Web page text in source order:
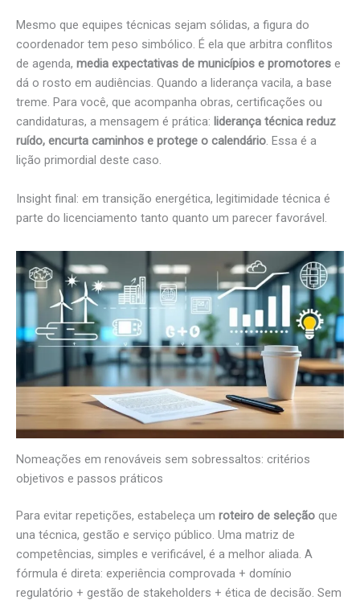
Mesmo que equipes técnicas sejam sólidas, a figura do
coordenador tem peso simbólico. É ela que arbitra conflitos
de agenda, media expectativas de municípios e promotores e
dá o rosto em audiências. Quando a liderança vacila, a base
treme. Para você, que acompanha obras, certificações ou
candidaturas, a mensagem é prática: liderança técnica reduz
ruído, encurta caminhos e protege o calendário. Essa é a
lição primordial deste caso.
Insight final: em transição energética, legitimidade técnica é
parte do licenciamento tanto quanto um parecer favorável.
Nomeações em renováveis sem sobressaltos: critérios
objetivos e passos práticos
Para evitar repetições, estabeleça um roteiro de seleção que
una técnica, gestão e serviço público. Uma matriz de
competências, simples e verificável, é a melhor aliada. A
fórmula é direta: experiência comprovada + domínio
regulatório + gestão de stakeholders + ética de decisão. Sem